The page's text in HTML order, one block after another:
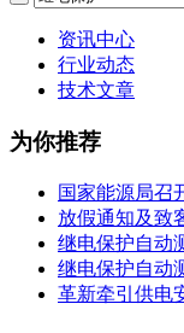
资讯中心
行业动态
技术文章
为你推荐
国家能源局召
放假通知及致
继电保护自动
继电保护自动
革新牵引供电